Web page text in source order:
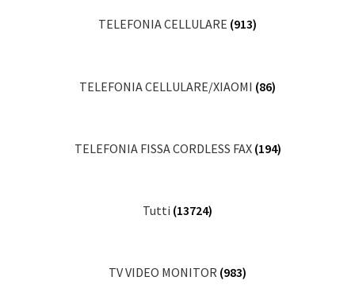
TELEFONIA CELLULARE (913)
TELEFONIA CELLULARE/XIAOMI (86)
TELEFONIA FISSA CORDLESS FAX (194)
Tutti (13724)
TV VIDEO MONITOR (983)